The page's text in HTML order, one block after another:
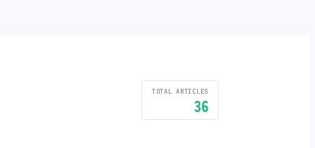
TOTAL ARTICLES
36